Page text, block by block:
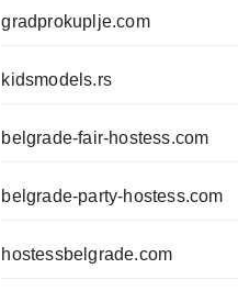
gradprokuplje.com
kidsmodels.rs
belgrade-fair-hostess.com
belgrade-party-hostess.com
hostessbelgrade.com